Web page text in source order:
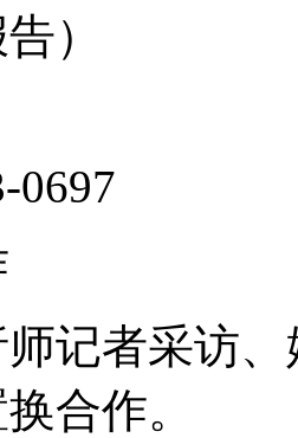
）
0697
记者采访
合作。